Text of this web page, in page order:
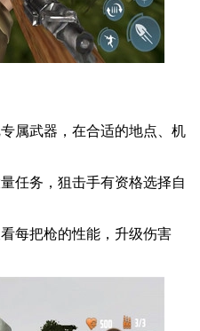
属武器，在合适的地点、机
任务，狙击手有资格选择自
每把枪的性能，升级伤害